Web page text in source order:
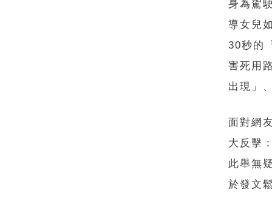
身為駕
導女兒
30秒的
害死用
出現」
面對網
大反擊
此舉無
於發文